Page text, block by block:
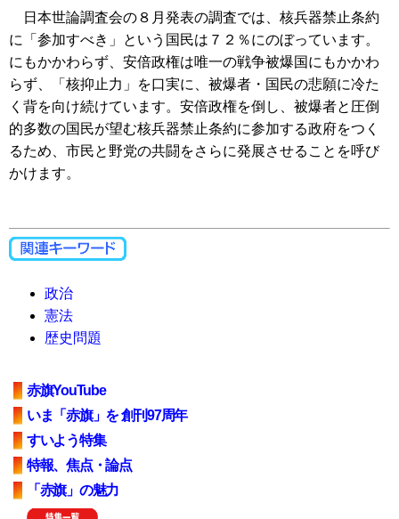
日本世論調査会の８月発表の調査では、核兵器禁止条約
に「参加すべき」という国民は７２％にのぼっています。
にもかかわらず、安倍政権は唯一の戦争被爆国にもかかわ
らず、「核抑止力」を口実に、被爆者・国民の悲願に冷た
く背を向け続けています。安倍政権を倒し、被爆者と圧倒
的多数の国民が望む核兵器禁止条約に参加する政府をつく
るため、市民と野党の共闘をさらに発展させることを呼び
かけます。
政治
憲法
歴史問題
赤旗YouTube
いま「赤旗」を 創刊97周年
すいよう特集
特報、焦点・論点
「赤旗」の魅力